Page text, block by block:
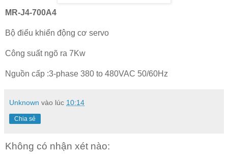
MR-J4-700A4
Bộ điểu khiển động cơ servo
Công suất ngõ ra 7Kw
Nguồn cấp :3-phase 380 to 480VAC 50/60Hz
Unknown vào lúc 10:14
Chia sẻ
Không có nhận xét nào: